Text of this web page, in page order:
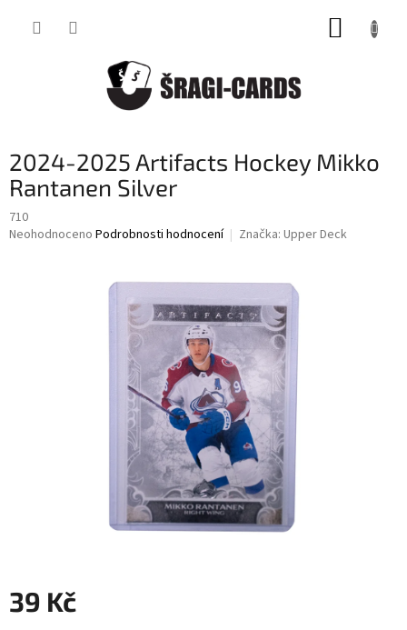
2024-2025 Artifacts Hockey Mikko
Rantanen Silver
710
Průměrné
Neohodnoceno Podrobnosti hodnocení Značka: Upper Deck
39 Kč